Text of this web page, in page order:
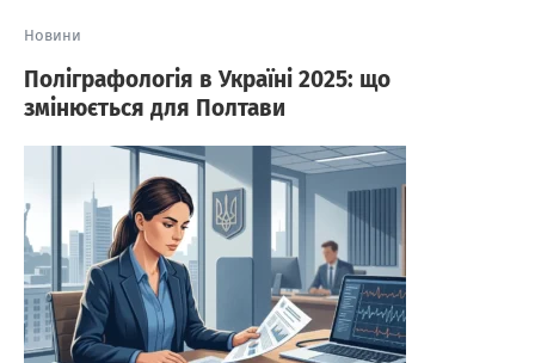
Новини
Поліграфологія в Україні 2025: що
змінюється для Полтави